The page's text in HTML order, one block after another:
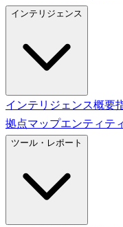
インテリジェンス
インテリジェンス概要
拠点マップエンティテ
ツール・レポート